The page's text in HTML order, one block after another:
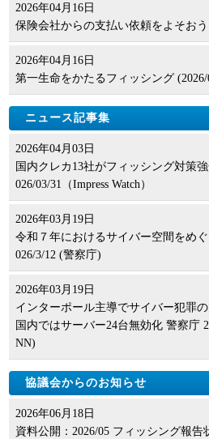
2026年04月16日
保険会社からの支払い依頼をよそお
2026年04月16日
第一生命をかたるフィッシング (2026/
ニュース記事集
2026年04月03日
国内クレカ13社がフィッシング対策
026/03/31（Impress Watch）
2026年03月19日
令和７年におけるサイバー空間をめ
026/3/12 (警察庁)
2026年03月19日
インターポール主導でサイバー犯罪
国内ではサーバー24台無効化 警察庁
NN)
協議会からのお知らせ
2026年06月18日
資料公開：2026/05 フィッシング報